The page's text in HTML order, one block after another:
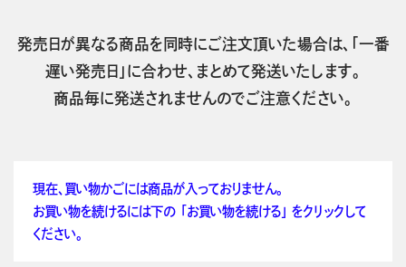
発売日が異なる商品を同時にご注文頂いた場合は、「一番
遅い発売日」に合わせ、まとめて発送いたします。
商品毎に発送されませんのでご注意ください。
現在、買い物かごには商品が入っておりません。
お買い物を続けるには下の 「お買い物を続ける」 をクリックして
ください。